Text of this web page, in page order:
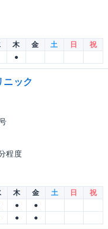
木 金 土 日
祝
●
ニック
程度
木 金 土 日
祝
●
●
● ●